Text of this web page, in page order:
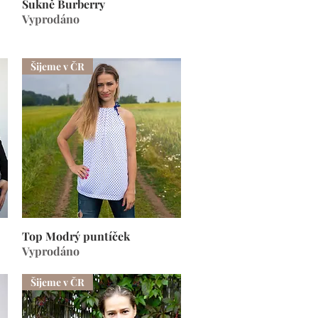
Rychlý náhled
Sukně Burberry
Vyprodáno
Rychlý náhled
Šijeme v ČR
Top Modrý puntíček
Vyprodáno
Šijeme v ČR